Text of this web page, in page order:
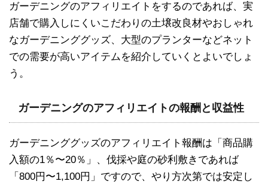
ガーデニングのアフィリエイトをするのであれば、実
店舗で購入しにくいこだわりの土壌改良材やおしゃれ
なガーデニンググッズ、大型のプランターなどネット
での需要が高いアイテムを紹介していくとよいでしょ
う。
ガーデニングのアフィリエイトの報酬と収益性
ガーデニンググッズのアフィリエイト報酬は「商品購
入額の1％〜20％」、伐採や庭の砂利敷きであれば
「800円〜1,100円」ですので、やり方次第では安定し